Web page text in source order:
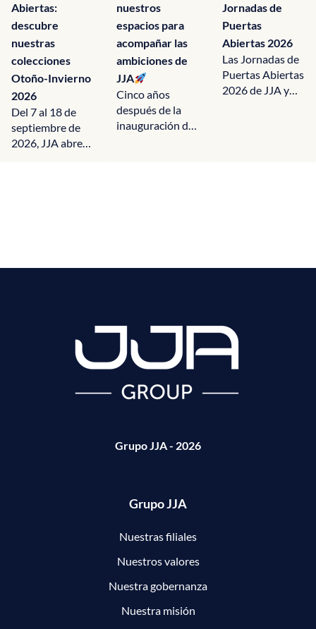
Abiertas:
descubre
nuestras
colecciones
Otoño-Invierno
2026
Del 7 al 18 de
septiembre de
2026, JJA abre
nuestros
espacios para
acompañar las
ambiciones de
JJA
Cinco años
después de la
inauguración de
Jornadas de
Puertas
Abiertas 2026
Las Jornadas de
Puertas Abiertas
2026 de JJA y
Grupo JJA - 2026
Grupo JJA
Nuestras filiales
Nuestros valores
Nuestra gobernanza
Nuestra misión